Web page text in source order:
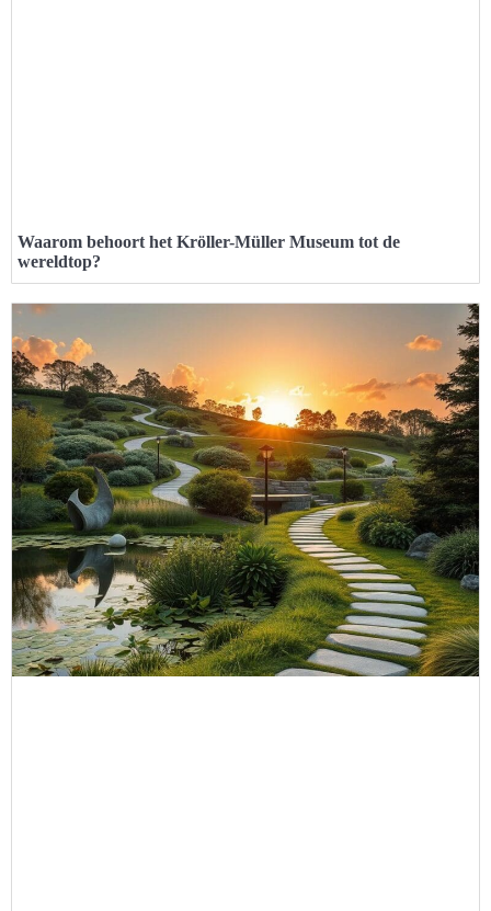
Waarom behoort het Kröller-Müller Museum tot de
wereldtop?